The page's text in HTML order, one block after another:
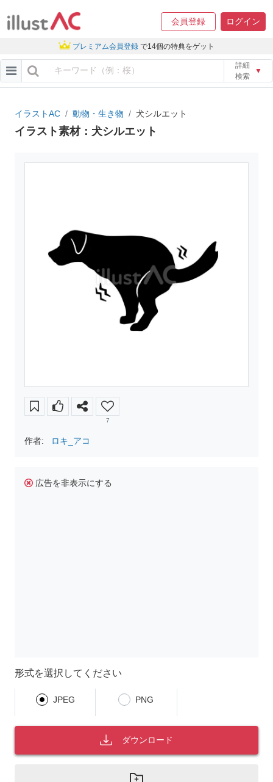
会員登録 ログイン
プレミアム会員登録 で14個の特典をゲット
詳細
検索
▼
イラストAC 動物・生き物 犬シルエット
イラスト素材：犬シルエット
7
作者: ロキ_アコ
広告を非表示にする
形式を選択してください
JPEG PNG
ダウンロード